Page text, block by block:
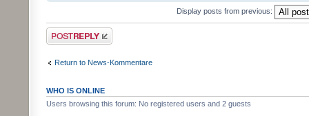
Display posts from previous:
Post a reply
Return to News-Kommentare
WHO IS ONLINE
Users browsing this forum: No registered users and 2 guests